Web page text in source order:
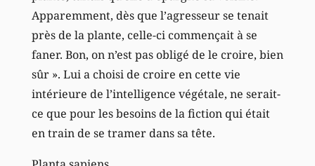
Apparemment, dès que l’agresseur se tenait
près de la plante, celle-ci commençait à se
faner. Bon, on n’est pas obligé de le croire, bien
sûr ». Lui a choisi de croire en cette vie
intérieure de l’intelligence végétale, ne serait-
ce que pour les besoins de la fiction qui était
en train de se tramer dans sa tête.